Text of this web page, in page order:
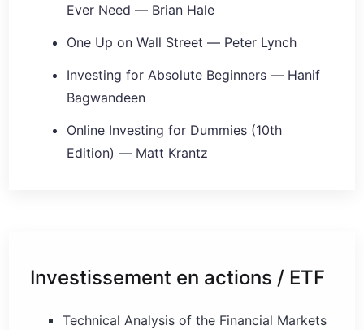
Ever Need — Brian Hale
One Up on Wall Street — Peter Lynch
Investing for Absolute Beginners — Hanif
Bagwandeen
Online Investing for Dummies (10th
Edition) — Matt Krantz
Investissement en actions / ETF
Technical Analysis of the Financial Markets